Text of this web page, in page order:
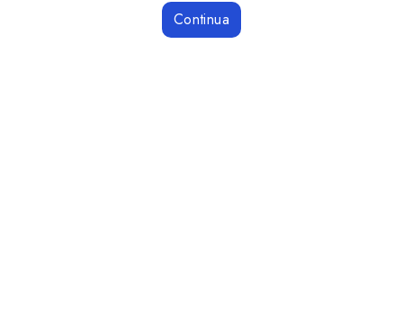
Continua